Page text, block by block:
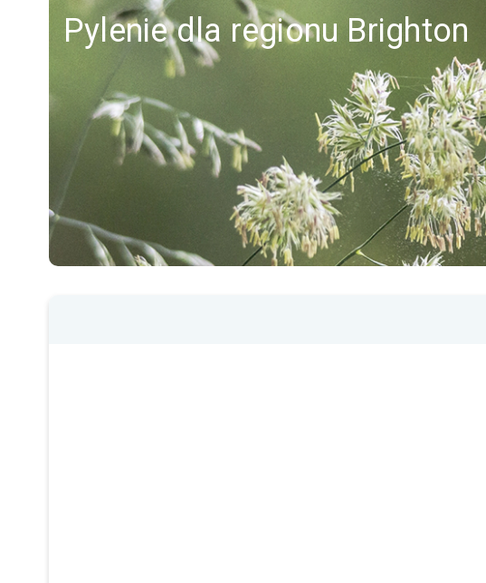
Pylenie dla regionu Brighton